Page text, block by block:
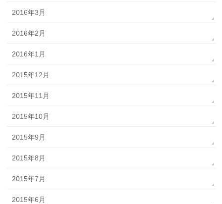
2016年3月
2016年2月
2016年1月
2015年12月
2015年11月
2015年10月
2015年9月
2015年8月
2015年7月
2015年6月